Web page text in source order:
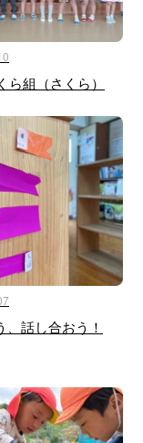
ら組（さくら）
、話し合おう！